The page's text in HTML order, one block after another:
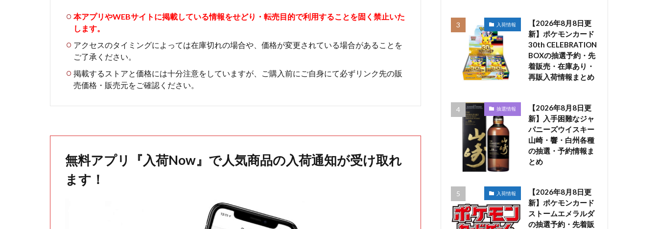
本アプリやWEBサイトに掲載している情報をせどり・転売目的で利用することを固く禁止いた
します。
アクセスのタイミングによっては在庫切れの場合や、価格が変更されている場合があることを
ご了承ください。
掲載するストアと価格には十分注意をしていますが、ご購入前にご自身にて必ずリンク先の販
売価格・販売元をご確認ください。
無料アプリ『入荷Now』で人気商品の入荷通知が受け取れ
ます！
入荷情報
【2026年8月8日更
新】ポケモンカード
30th CELEBRATION
BOXの抽選予約・先
着販売・在庫あり・
再販入荷情報まとめ
抽選情報
【2026年8月8日更
新】入手困難なジャ
パニーズウイスキー
山崎・響・白州各種
の抽選・予約情報ま
とめ
入荷情報
【2026年8月8日更
新】ポケモンカード
ストームエメラルダ
の抽選予約・先着販